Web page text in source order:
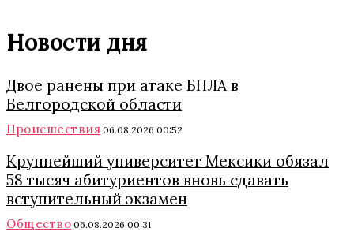
Новости дня
Двое ранены при атаке БПЛА в
Белгородской области
Происшествия 06.08.2026 00:52
Крупнейший университет Мексики обязал
58 тысяч абитуриентов вновь сдавать
вступительный экзамен
Общество 06.08.2026 00:31